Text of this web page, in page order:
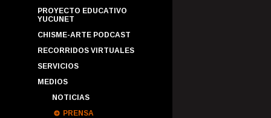
PROYECTO EDUCATIVO
YUCUNET
CHISME-ARTE PODCAST
RECORRIDOS VIRTUALES
SERVICIOS
MEDIOS
NOTICIAS
PRENSA